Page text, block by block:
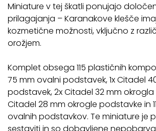
Miniature v tej škatli ponujajo
prilagajanja – Karanakove klešče
kozmetične možnosti, vključno z
orožjem.
Komplet obsega 115 plastičnih
75 mm ovalni podstavek, 1x Citadel
podstavek, 2x Citadel 32 mm
Citadel 28 mm okrogle podstavke in
ovalnih podstavkov. Te miniature je